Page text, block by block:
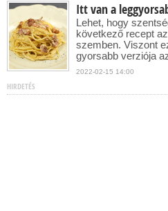
Itt van a
Lehet, hogy
következő recept
szemben. Viszont
gyorsabb verziója
2022-02-15 14:00
HIRDETÉS